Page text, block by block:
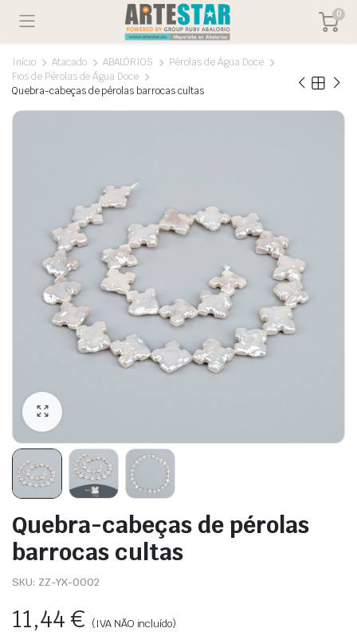
0
Início Atacado ABALÓRIOS
Pérolas de Água Doce
Fios de Pérolas de Água Doce
Quebra-cabeças de pérolas barrocas cultas
Quebra-cabeças de pérolas
barrocas cultas
SKU: ZZ-YX-0002
11,44€ (IVA NÃO incluído)